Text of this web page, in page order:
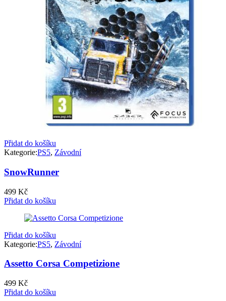
Přidat do košíku
Kategorie:PS5, Závodní
SnowRunner
499 Kč
Přidat do košíku
Přidat do košíku
Kategorie:PS5, Závodní
Assetto Corsa Competizione
499 Kč
Přidat do košíku